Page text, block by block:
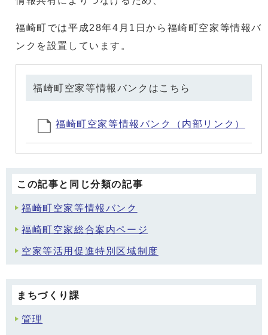
福崎町では平成28年4月1日から福崎町空家等情報バ
ンクを設置しています。
福崎町空家等情報バンクはこちら
福崎町空家等情報バンク（内部リンク）
この記事と同じ分類の記事
福崎町空家等情報バンク
福崎町空家総合案内ページ
空家等活用促進特別区域制度
まちづくり課
管理